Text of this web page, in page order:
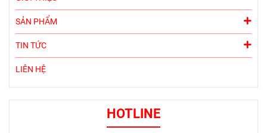
SẢN PHẨM
TIN TỨC
LIÊN HỆ
HOTLINE